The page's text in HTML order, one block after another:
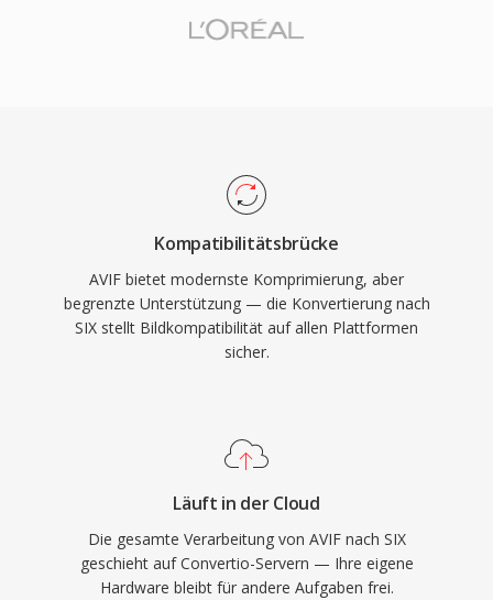
Kompatibilitätsbrücke
AVIF bietet modernste Komprimierung, aber
begrenzte Unterstützung — die Konvertierung nach
SIX stellt Bildkompatibilität auf allen Plattformen
sicher.
Läuft in der Cloud
Die gesamte Verarbeitung von AVIF nach SIX
geschieht auf Convertio-Servern — Ihre eigene
Hardware bleibt für andere Aufgaben frei.